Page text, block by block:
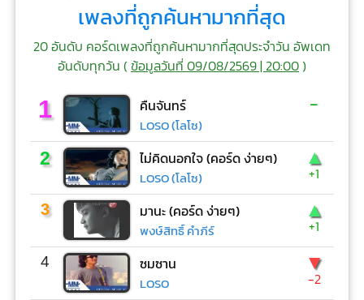
เพลงที่ถูกค้นหามากที่สุด
20 อันดับ คอร์ดเพลงที่ถูกค้นหามากที่สุดประจำวัน อัพเดท
อันดับทุกวัน (ข้อมูลวันที่ 09/08/2569 | 20:00)
1 คืนจันทร์
LOSO (โลโซ)
-
2 ไม่คิดนอกใจ (คอร์ด ง่ายๆ)
LOSO (โลโซ)
▲
+1
3 มานะ (คอร์ด ง่ายๆ)
พงษ์สิทธิ์ คำภีร์
▲
+1
4 ซมซาน
LOSO
▼
-2